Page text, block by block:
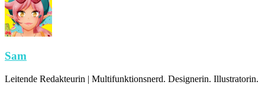
Sam
Leitende Redakteurin | Multifunktionsnerd. Designerin. Illustratorin.